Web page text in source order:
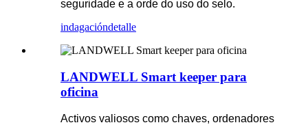
seguridade e a orde do uso do selo.
indagacióndetalle
LANDWELL Smart keeper para
oficina
Activos valiosos como chaves, ordenadores